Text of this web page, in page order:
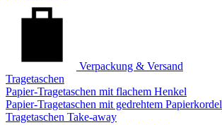
Verpackung & Versand
Tragetaschen
Papier-Tragetaschen mit flachem Henkel
Papier-Tragetaschen mit gedrehtem Papierkordel
Tragetaschen Take-away